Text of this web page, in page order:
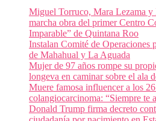
Miguel Torruco, Mara Lezama y
marcha obra del primer Centro
Imparable” de Quintana Roo
Instalan Comité de Operaciones
de Mahahual y La Aguada
Mujer de 97 años rompe su
longeva en caminar sobre el ala
Muere famosa influencer a los
colangiocarcinoma: “Siempre te
Donald Trump firma decreto